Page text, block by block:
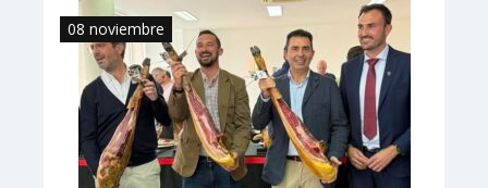
estabilidad social, política y fiscal y […]
08 noviembre